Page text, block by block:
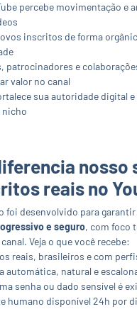
percebe movimentação e
inscritos de forma
patrocinadores e
valor no canal
sua autoridade digital
nicho
nosso
reais no
foi desenvolvido para garantir
e seguro, com foco
Veja o que você recebe:
reais, brasileiros e com
automática, natural e
senha ou dado sensível é
humano disponível 24h por